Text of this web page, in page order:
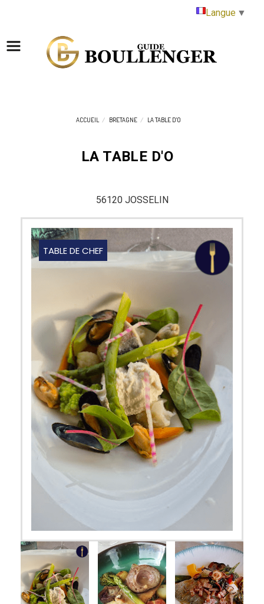
ACCUEIL BRETAGNE LA TABLE D'O
TABLE DE CHEF
LA TABLE D'O
56120 JOSSELIN
Langue ▼